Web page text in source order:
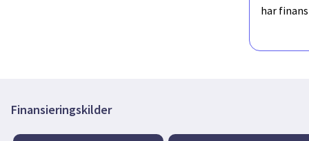
har
Finansieringskilder